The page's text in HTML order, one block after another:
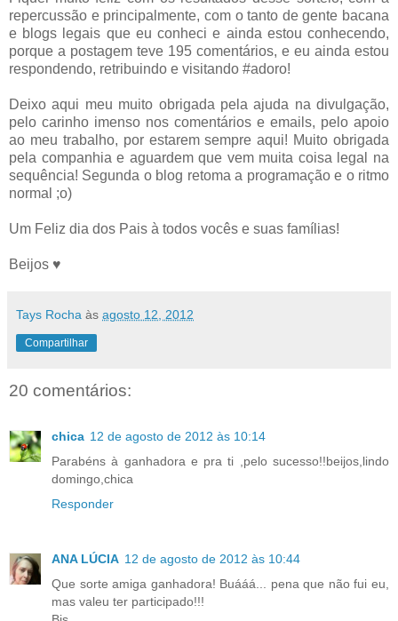
repercussão e principalmente, com o tanto de gente bacana
e blogs legais que eu conheci e ainda estou conhecendo,
porque a postagem teve 195 comentários, e eu ainda estou
respondendo, retribuindo e visitando #adoro!
Deixo aqui meu muito obrigada pela ajuda na divulgação,
pelo carinho imenso nos comentários e emails, pelo apoio
ao meu trabalho, por estarem sempre aqui! Muito obrigada
pela companhia e aguardem que vem muita coisa legal na
sequência! Segunda o blog retoma a programação e o ritmo
normal ;o)
Um Feliz dia dos Pais à todos vocês e suas famílias!
Beijos ♥
Tays Rocha às agosto 12, 2012
Compartilhar
20 comentários:
chica 12 de agosto de 2012 às 10:14
Parabéns à ganhadora e pra ti ,pelo sucesso!!beijos,lindo
domingo,chica
Responder
ANA LÚCIA 12 de agosto de 2012 às 10:44
Que sorte amiga ganhadora! Buááá... pena que não fui eu,
mas valeu ter participado!!!